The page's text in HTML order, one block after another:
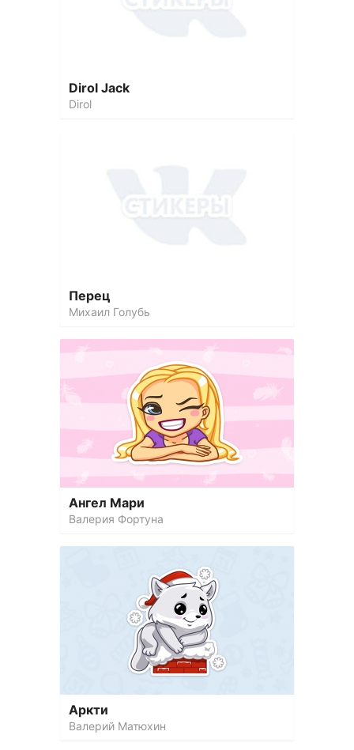
Dirol Jack
Dirol
Перец
Михаил Голубь
Ангел Мари
Валерия Фортуна
Аркти
Валерий Матюхин